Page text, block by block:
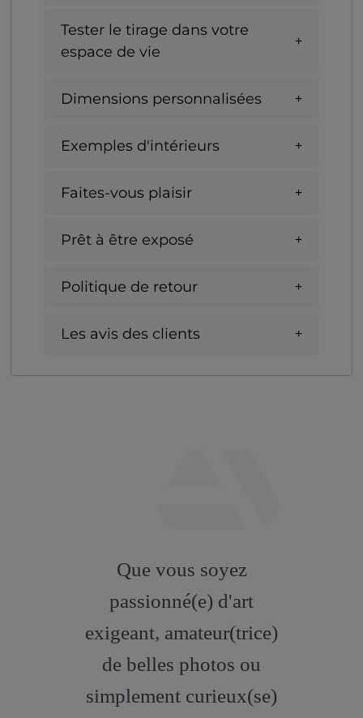
Tester le tirage dans votre
espace de vie
Dimensions personnalisées
Exemples d'intérieurs
Faites-vous plaisir
Prêt à être exposé
Politique de retour
Les avis des clients
artstation
Que vous soyez
passionné(e) d'art
exigeant, amateur(trice)
de belles photos ou
simplement curieux(se)